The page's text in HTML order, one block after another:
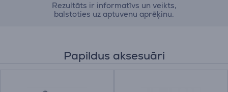
Rezultāts ir informatīvs un veikts,
balstoties uz aptuvenu aprēķinu.
Papildus aksesuāri